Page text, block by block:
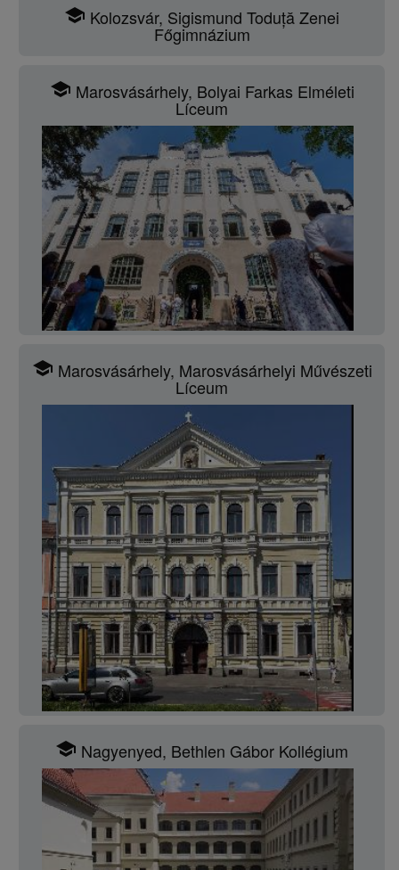
school Kolozsvár, Sigismund Toduță Zenei
Főgimnázium
school Marosvásárhely, Bolyai Farkas Elméleti
Líceum
school Marosvásárhely, Marosvásárhelyi Művészeti
Líceum
school Nagyenyed, Bethlen Gábor Kollégium